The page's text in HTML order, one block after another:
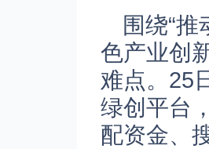
围绕“
色产业创
难点。25
绿创平台
配资金、